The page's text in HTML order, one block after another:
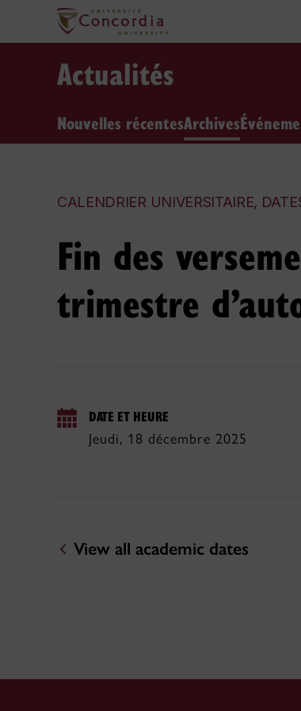
Actualités
Nouvelles récentesArchives
CALENDRIER UNIVERSITAIRE,
Fin des
trimestre
DATE ET HEURE
Jeudi, 18 décembre 2025
View all academic dates